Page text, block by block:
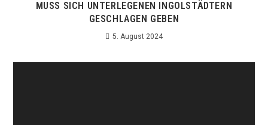
MUSS SICH UNTERLEGENEN INGOLSTÄDTERN
GESCHLAGEN GEBEN
5. August 2024